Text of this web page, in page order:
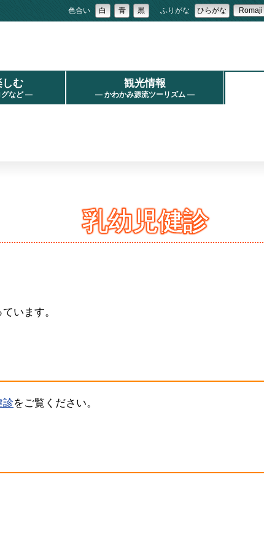
色合い 白 青 黒 ふりがな ひらがな Romaji
む
グなど ―
観光情報
― かわかみ源流ツーリズム ―
乳幼児健診
います。
診をご覧ください。